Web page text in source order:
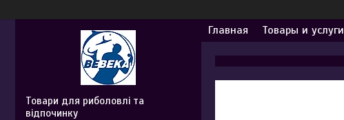
Главная Товары и услуги
Товари для риболовлі та
відпочинку